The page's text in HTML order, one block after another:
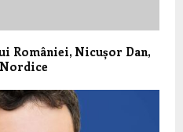
României, Nicușor Dan,